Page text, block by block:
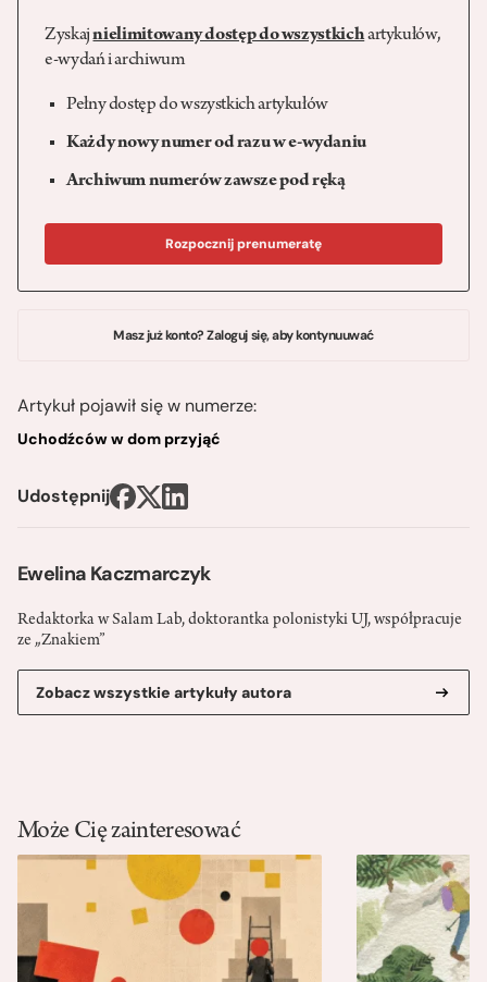
Ewelina Kaczmarczyk
Redaktorka w Salam Lab, doktorantka polonistyki UJ, współpracuje
ze „Znakiem”
Zobacz wszystkie artykuły autora
Zyskajnielimitowany dostęp do wszystkichartykułów,
e-wydań i archiwum
Pełny dostęp do wszystkich artykułów
Każdy nowy numer od razu w e-wydaniu
Archiwum numerów zawsze pod ręką
Rozpocznij prenumeratę
Masz już konto? Zaloguj się, aby kontynuuwać
Artykuł pojawił się w numerze:
Uchodźców w dom przyjąć
Udostępnij
Może Cię zainteresować